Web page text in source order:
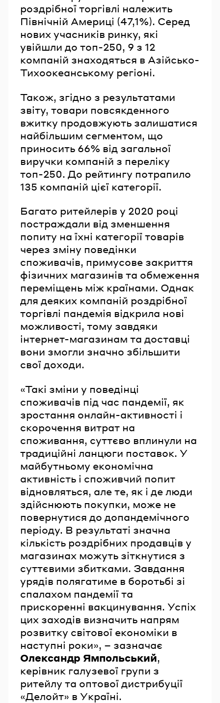
роздрібної торгівлі належить
Північній Америці (47,1%). Серед
нових учасників ринку, які
увійшли до топ-250, 9 з 12
компаній знаходяться в Азійсько-
Тихоокеанському регіоні.
Також, згідно з результатами
звіту, товари повсякденного
вжитку продовжують залишатися
найбільшим сегментом, що
приносить 66% від загальної
виручки компаній з переліку
топ-250. До рейтингу потрапило
135 компаній цієї категорії.
Багато ритейлерів у 2020 році
постраждали від зменшення
попиту на їхні категорії товарів
через зміну поведінки
споживачів, примусове закриття
фізичних магазинів та обмеження
переміщень між країнами. Однак
для деяких компаній роздрібної
торгівлі пандемія відкрила нові
можливості, тому завдяки
інтернет-магазинам та доставці
вони змогли значно збільшити
свої доходи.
«Такі зміни у поведінці
споживачів під час пандемії, як
зростання онлайн-активності і
скорочення витрат на
споживання, суттєво вплинули на
традиційні ланцюги поставок. У
майбутньому економічна
активність і споживчий попит
відновляться, але те, як і де люди
здійснюють покупки, може не
повернутися до допандемічного
періоду. В результаті значна
кількість роздрібних продавців у
магазинах можуть зіткнутися з
суттєвими збитками. Завдання
урядів полягатиме в боротьбі зі
спалахом пандемії та
прискоренні вакцинування. Успіх
цих заходів визначить напрям
розвитку світової економіки в
наступні роки», – зазначає
Олександр Ямпольський,
керівник галузевої групи з
ритейлу та оптової дистрибуції
«Делойт» в Україні.